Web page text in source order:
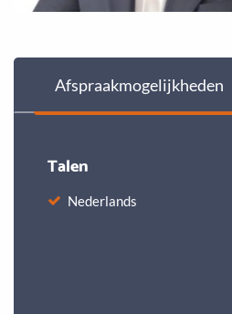
Afspraakmogelijkheden
Talen
Nederlands